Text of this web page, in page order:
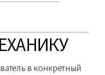
в конкретный